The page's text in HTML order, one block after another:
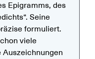
Epigramms, des
Seine
formuliert.
viele